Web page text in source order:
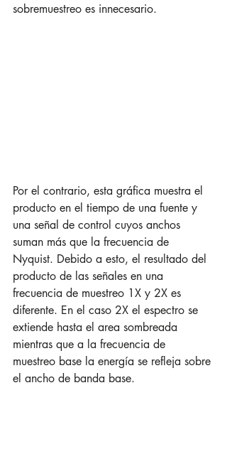
sobremuestreo es innecesario.
Por el contrario, esta gráfica muestra el
producto en el tiempo de una fuente y
una señal de control cuyos anchos
suman más que la frecuencia de
Nyquist. Debido a esto, el resultado del
producto de las señales en una
frecuencia de muestreo 1X y 2X es
diferente. En el caso 2X el espectro se
extiende hasta el area sombreada
mientras que a la frecuencia de
muestreo base la energía se refleja sobre
el ancho de banda base.